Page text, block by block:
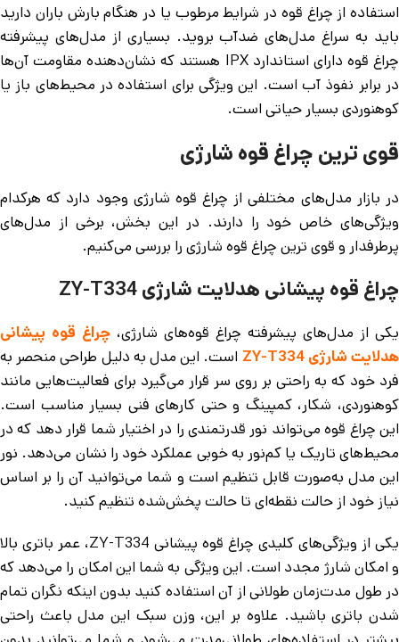
استفاده از چراغ قوه در شرایط مرطوب یا در هنگام بارش باران دارید
باید به سراغ مدل‌های ضدآب بروید. بسیاری از مدل‌های پیشرفته
چراغ قوه دارای استاندارد IPX هستند که نشان‌دهنده مقاومت آن‌ها
در برابر نفوذ آب است. این ویژگی برای استفاده در محیط‌های باز یا
کوهنوردی بسیار حیاتی است.
قوی ترین چراغ قوه شارژی
در بازار مدل‌های مختلفی از چراغ قوه شارژی وجود دارد که هرکدام
ویژگی‌های خاص خود را دارند. در این بخش، برخی از مدل‌های
پرطرفدار و قوی ترین چراغ قوه شارژی را بررسی می‌کنیم.
چراغ قوه پیشانی هدلایت شارژی ZY-T334
یکی از مدل‌های پیشرفته چراغ قوه‌های شارژی، چراغ قوه پیشانی
هدلایت شارژی ZY-T334
است. این مدل به دلیل طراحی منحصر به
فرد خود که به راحتی بر روی سر قرار می‌گیرد برای فعالیت‌هایی مانند
کوهنوردی، شکار، کمپینگ و حتی کارهای فنی بسیار مناسب است.
این چراغ قوه می‌تواند نور قدرتمندی را در اختیار شما قرار دهد که در
محیط‌های تاریک یا کم‌نور به خوبی عملکرد خود را نشان می‌دهد. نور
این مدل به‌صورت قابل تنظیم است و شما می‌توانید آن را بر اساس
نیاز خود از حالت نقطه‌ای تا حالت پخش‌شده تنظیم کنید.
یکی از ویژگی‌های کلیدی چراغ قوه پیشانی ZY-T334، عمر باتری بالا
و امکان شارژ مجدد است. این ویژگی به شما این امکان را می‌دهد که
در طول مدت‌زمان طولانی از آن استفاده کنید بدون اینکه نگران تمام
شدن باتری باشید. علاوه بر این، وزن سبک این مدل باعث راحتی